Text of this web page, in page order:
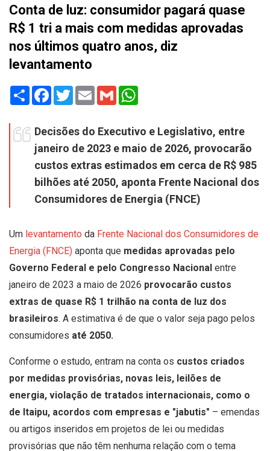
Conta de luz: consumidor pagará quase
R$ 1 tri a mais com medidas aprovadas
nos últimos quatro anos, diz
levantamento
Share Facebook
TwitterEmail Gmail
Decisões do Executivo e Legislativo, entre
janeiro de 2023 e maio de 2026, provocarão
custos extras estimados em cerca de R$ 985
bilhões até 2050, aponta Frente Nacional dos
Consumidores de Energia (FNCE)
Um levantamento da Frente Nacional dos Consumidores de
Energia (FNCE) aponta que medidas aprovadas pelo
Governo Federal e pelo Congresso Nacional entre
janeiro de 2023 a maio de 2026 provocarão custos
extras de quase R$ 1 trilhão na conta de luz dos
brasileiros. A estimativa é de que o valor seja pago pelos
consumidores até 2050.
Conforme o estudo, entram na conta os custos criados
por medidas provisórias, novas leis, leilões de
energia, violação de tratados internacionais, como o
de Itaipu, acordos com empresas e "jabutis" – emendas
ou artigos inseridos em projetos de lei ou medidas
provisórias que não têm nenhuma relação com o tema